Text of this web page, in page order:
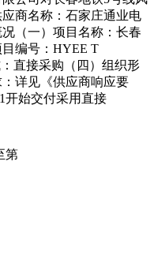
商名称：石家庄通业电
（一）项目名称：长春
编号：HYEE T
直接采购（四）组织形
详见《供应商响应要
开始交付采用直接
第